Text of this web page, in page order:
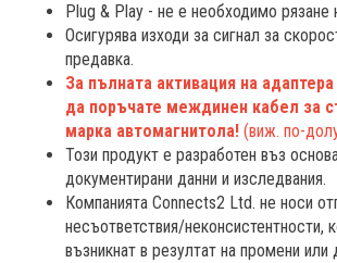
Plug & Play - не е необходимо рязане
Осигурява изходи за сигнал за
предавка.
За пълната активация на
да поръчате междинен кабел за
марка автомагнитола! (виж. по-
Този продукт е разработен въз
документирани данни и изследвания.
Компанията Connects2 Ltd. не носи
несъответствия/неконсистентности,
възникнат в резултат на промени или